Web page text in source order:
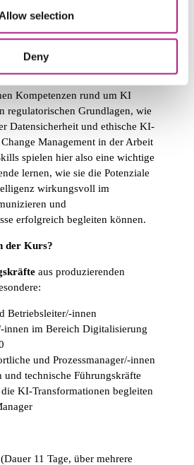
Allow selection
Deny
orientiert sich die Weiterbildung
Anforderungen
Kompetenzen rund um KI
regulatorischen Grundlagen, wie
Datensicherheit und ethische KI-
Management in der Arbeit
spielen hier also eine wichtige
lernen, wie sie die Potenziale
wirkungsvoll im
und
erfolgreich begleiten können.
der Kurs?
aus produzierenden
Betriebsleiter/-innen
innen im Bereich Digitalisierung
und Prozessmanager/-innen
und technische Führungskräfte
KI-Transformationen begleiten
11 Tage, über mehrere